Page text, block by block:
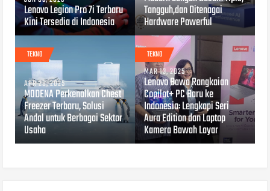
Lenovo Legion Pro 7i Terbaru
Kini Tersedia di Indonesia
Tangguh,dan Ditenagai
Hardware Powerful
TEKNO
APR 28, 2025
MODENA Perkenalkan Chest
Freezer Terbaru, Solusi
Andal untuk Berbagai Sektor
Usaha
TEKNO
MAR 13, 2025
Lenovo Bawa Rangkaian
Copilot+ PC Baru ke
Indonesia: Lengkapi Seri
Aura Edition dan Laptop
Kamera Bawah Layar